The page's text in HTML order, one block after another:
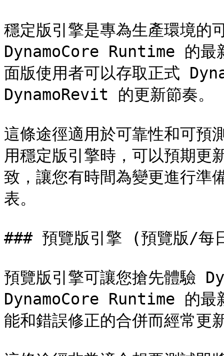
穩定版引擎是專為生產環境的
DynamoCore Runtime 的最
面版使用者可以存取正式
DynamoRevit 的更新節奏。
這條途徑適用於可靠性和可預
用穩定版引擎時，可以預期
致，讓您有時間為變更進行準
表。
### 預覽版引擎 (預覽版/每
預覽版引擎可讓您搶先體驗
DynamoCore Runtime 的最
能和錯誤修正的合併而經常更